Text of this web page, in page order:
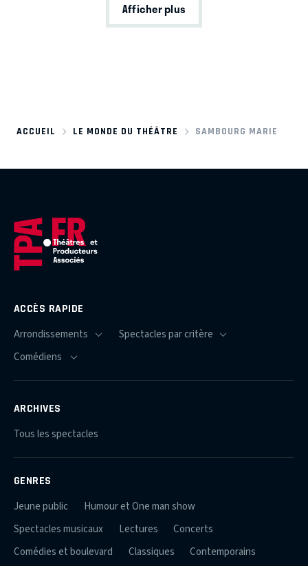
Afficher plus
ACCUEIL LE MONDE DU THÉÂTRE SAMBOURG MARIE
ACCÈS RAPIDE
ARCHIVES
Tous les spectacles
GENRES
Jeune public
Humour et One man show
Spectacles musicaux
Lectures
Concerts
Comédies et boulevard
Classiques
Contemporains